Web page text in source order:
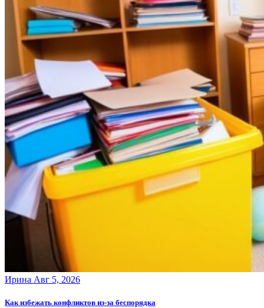
Ирина Авг 5, 2026
Как избежать конфликтов из-за беспорядка